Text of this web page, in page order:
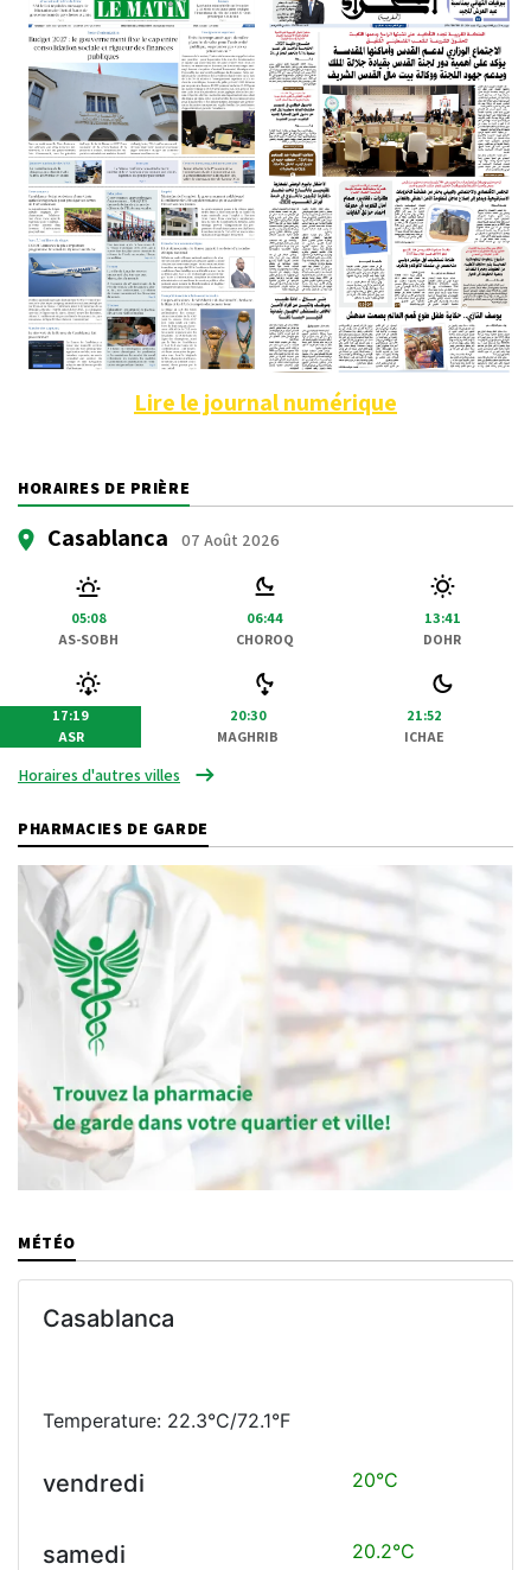
Lire le journal numérique
HORAIRES DE PRIÈRE
Casablanca 07 Août 2026
05:08
AS-SOBH
06:44
CHOROQ
13:41
DOHR
17:19
ASR
20:30
MAGHRIB
21:52
ICHAE
Horaires d'autres villes
PHARMACIES DE GARDE
MÉTÉO
Casablanca
Temperature: 22.3°C/72.1°F
vendredi 20°C
samedi 20.2°C